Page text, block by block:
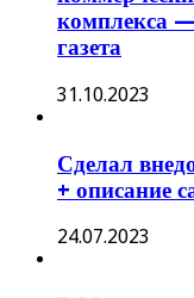
комплекса
газета
31.10.2023
Сделал
+ описание
24.07.2023